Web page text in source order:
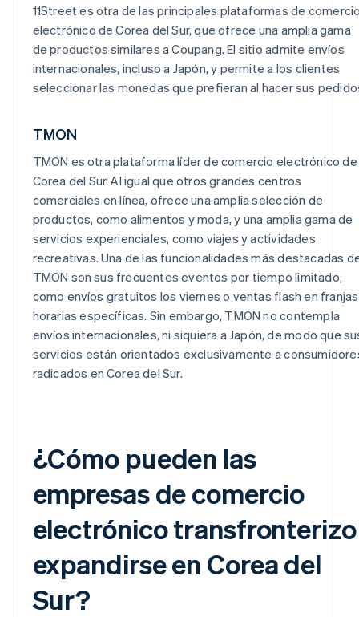
11Street es otra de las principales plataformas de
electrónico de Corea del Sur, que ofrece una amplia gama
de productos similares a Coupang. El sitio admite envíos
internacionales, incluso a Japón, y permite a los clientes
seleccionar las monedas que prefieran al hacer sus
TMON
TMON es otra plataforma líder de comercio electrónico de
Corea del Sur. Al igual que otros grandes centros
comerciales en línea, ofrece una amplia selección de
productos, como alimentos y moda, y una amplia gama de
servicios experienciales, como viajes y actividades
recreativas. Una de las funcionalidades más destacadas
TMON son sus frecuentes eventos por tiempo limitado,
como envíos gratuitos los viernes o ventas flash en franjas
horarias específicas. Sin embargo, TMON no contempla
envíos internacionales, ni siquiera a Japón, de modo que
servicios están orientados exclusivamente a
radicados en Corea del Sur.
¿Cómo pueden las
empresas de comercio
electrónico transfronterizo
expandirse en Corea del
Sur?